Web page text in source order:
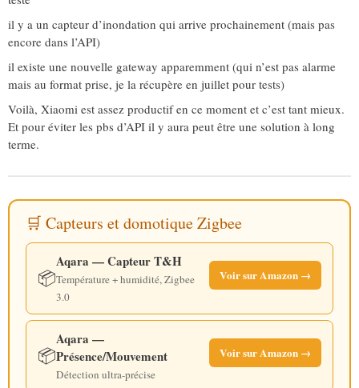
il y a un capteur d’inondation qui arrive prochainement (mais pas
encore dans l’API)
il existe une nouvelle gateway apparemment (qui n’est pas alarme
mais au format prise, je la récupère en juillet pour tests)
Voilà, Xiaomi est assez productif en ce moment et c’est tant mieux.
Et pour éviter les pbs d’API il y aura peut être une solution à long
terme.
🛒 Capteurs et domotique Zigbee
📦
Aqara — Capteur T&H
Température + humidité, Zigbee
3.0
Voir sur Amazon →
📦
Aqara —
Présence/Mouvement
Détection ultra-précise
Voir sur Amazon →